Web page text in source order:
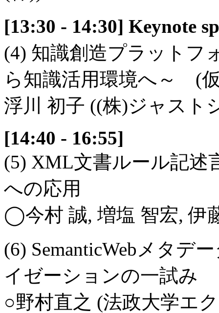
[13:30 - 14:30] Keynote
(4) 知識創造プラットフ
ら知識活用環境へ～ (
浮川 初子 ((株)ジャスト
[14:40 - 16:55]
(5) XML文書ルール記述
への応用
◯今村 誠, 増塩 智宏, 伊
(6) SemanticWebメタデ
イゼーションの一試み
○野村直之 (法政大学エ